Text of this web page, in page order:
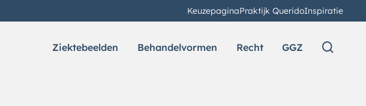
KeuzepaginaPraktijk QueridoInspiratie
Ziektebeelden Behandelvormen Recht GGZ